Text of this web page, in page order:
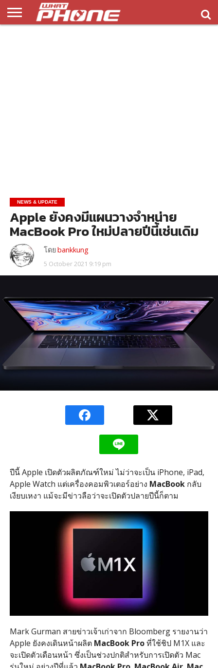
NEWS & UPDATE
Apple ยังคงมีแผนวางจำหน่าย
MacBook Pro ใหม่ปลายปีนี้เช่นเดิม
โดยbankkung
5 October 2021 9:19 pm
ปีนี้ Apple เปิดตัวผลิตภัณฑ์ใหม่ ไม่ว่าจะเป็น iPhone, iPad,
Apple Watch แต่เครื่องคอมพิวเตอร์อย่าง MacBookกลับ
เงียบเหงา แม้จะมีข่าวลือว่าจะเปิดตัวปลายปีนี้ก็ตาม
Mark Gurman สายข่าวเจ้าเก่าจาก Bloomberg รายงานว่า
Apple ยังคงเดินหน้าผลิต MacBook Proที่ใช้ชิป M1X และ
จะเปิดตัวเดือนหน้า ซึ่งเป็นช่วงปกติสำหรับการเปิดตัว Mac